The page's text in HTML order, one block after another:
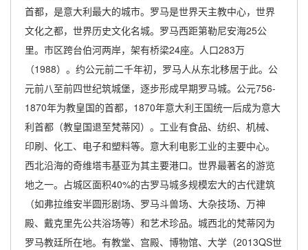
首都，是意大利最大的城市。罗马是世界天主教中心，世界
文化之都，世界历史文化名城。罗马西距第勒尼安海25公
里。市区跨台伯河两岸，架有桥梁24座。人口283万
（1988）。约公元前二千年初，罗马人从东北移居于此。公
元前八至前四世纪筑城堡，逐步形成早期罗马城。公元756-
1870年为教皇国的首都，1870年意大利王国统一后成为意大
利首都（教皇国退至梵蒂冈）。工业有食品、纺织、机械、
印刷、化工、电子和塑料等。意大利电影工业的主要中心。
西北沿海的奇维塔韦基亚为其主要港口。世界最著名的游览
地之一。占城区面积40%的古罗马城多规模宏大的古代建筑
（如弗拉维安半圆形剧场、罗马斗兽场、大杂技场、万神
殿、戴克里先公共浴场等）和艺术珍品。城西北的梵蒂冈为
罗马教廷所在地。有教堂、宫殿、博物馆、大学（2013QS世